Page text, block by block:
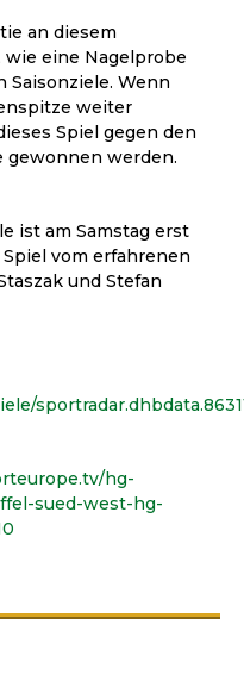
an diesem
wie eine Nagelprobe
Saisonziele. Wenn
weiter
Spiel gegen den
gewonnen werden.
ist am Samstag erst
vom erfahrenen
und Stefan
hg-
sued-west-hg-